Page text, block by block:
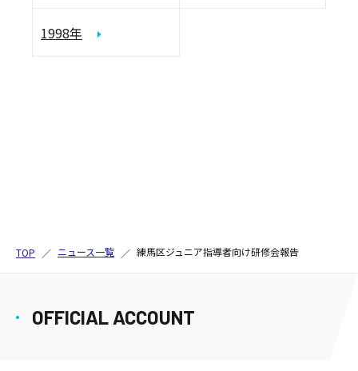
1998年
TOP ニュース一覧 練馬区ジュニア指導者向け研修会報告
OFFICIAL ACCOUNT